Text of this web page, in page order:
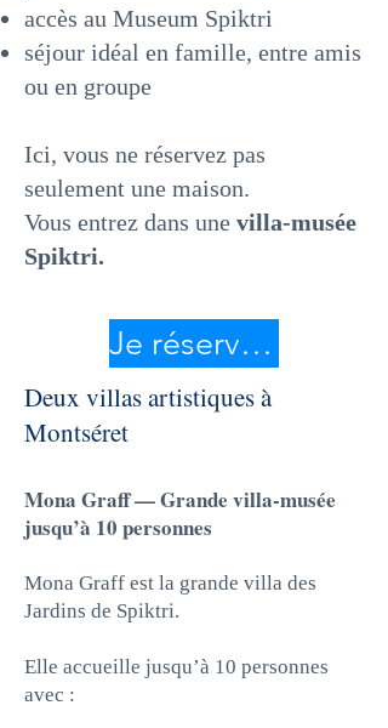
accès au Museum Spiktri
séjour idéal en famille, entre amis
ou en groupe
Ici, vous ne réservez pas
seulement une maison.
Vous entrez dans une villa-musée
Spiktri.
Je réserve ma nuit après Les Grands Buffets
Deux villas artistiques à
Montséret
Mona Graff — Grande villa-musée
jusqu’à 10 personnes
Mona Graff est la grande villa des
Jardins de Spiktri.
Elle accueille jusqu’à 10 personnes
avec :